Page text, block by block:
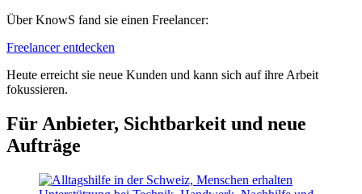
Über KnowS fand sie einen Freelancer:
Freelancer entdecken
Heute erreicht sie neue Kunden und kann sich auf ihre Arbeit
fokussieren.
Für Anbieter, Sichtbarkeit und neue
Aufträge